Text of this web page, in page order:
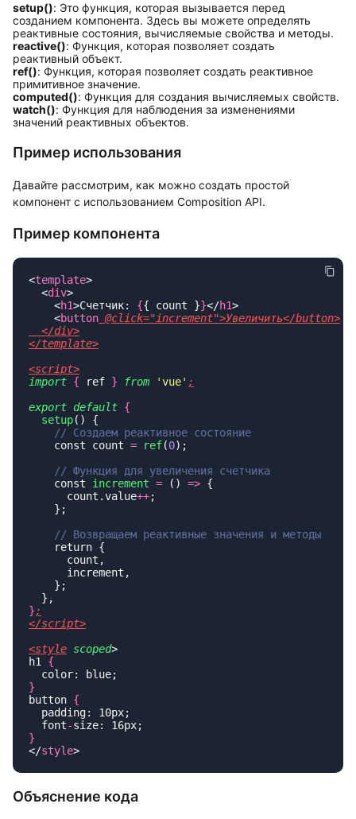
setup(): Это функция, которая вызывается перед
созданием компонента. Здесь вы можете определять
реактивные состояния, вычисляемые свойства и методы.
reactive(): Функция, которая позволяет создать
реактивный объект.
ref(): Функция, которая позволяет создать реактивное
примитивное значение.
computed(): Функция для создания вычисляемых свойств.
watch(): Функция для наблюдения за изменениями
значений реактивных объектов.
Пример использования
Давайте рассмотрим, как можно создать простой
компонент с использованием Composition API.
Пример компонента
<template
  <
div
    <
h1>Счетчик: {{ count }}</h1
    <
button
import { ref } from 'vue'
export default
  setup
    const count
= ref(0
    const
increment = () =>
      count.value
++
}
<style scoped
h1
button
  font
-
</style
Объяснение кода